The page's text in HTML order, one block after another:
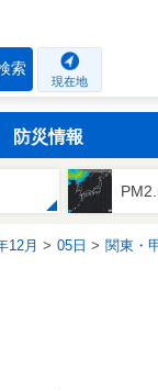
索
現在地
防災情報
12月 05日 関東・